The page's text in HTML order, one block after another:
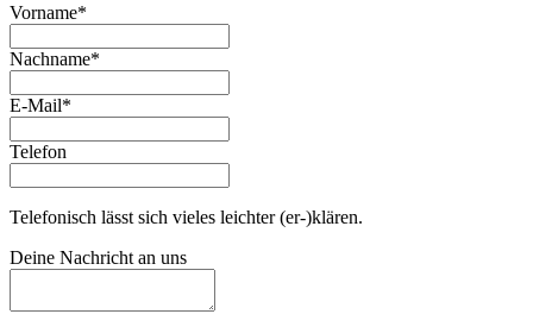
Vorname*
Nachname*
E-Mail*
Telefon
Telefonisch lässt sich vieles leichter (er-)klären.
Deine Nachricht an uns